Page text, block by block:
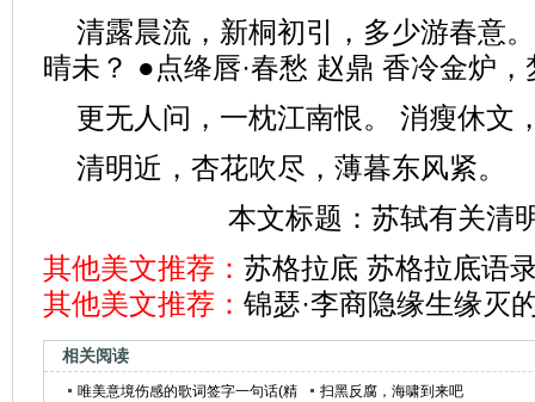
清露晨流，新桐初引，多少游春意
晴未？ ●点绛唇·春愁 赵鼎 香冷金炉
更无人问，一枕江南恨。 消瘦休文
清明近，杏花吹尽，薄暮东风紧。
本文标题： 苏轼有关清
其他美文推荐： 苏格拉底 苏格拉底语
其他美文推荐： 锦瑟·李商隐缘生缘灭
相关阅读
唯美意境伤感的歌词签字一句话(精
扫黑反腐，海啸到来吧